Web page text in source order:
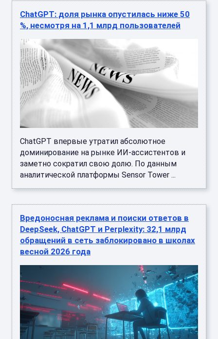
ChatGPT: доля рынка опустилась ниже 50
%, несмотря на 1,1 млрд пользователей
ChatGPT впервые утратил абсолютное
доминирование на рынке ИИ-ассистентов и
заметно сократил свою долю. По данным
аналитической платформы Sensor Tower ...
Вредоносная реклама и поиски ответов в
DeepSeek, ChatGPT и Perplexity: 32,1 млрд
обращений в сеть заблокировано в школах
весной 2026 года